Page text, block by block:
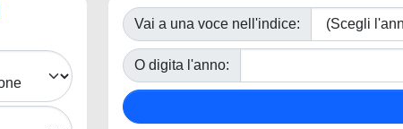
Vai a una voce nell'indice:
O digita l'anno: